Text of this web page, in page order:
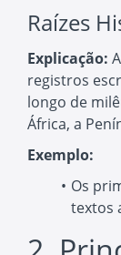
Raízes
Explicação:
registros
longo de
África, a
Exemplo:
Os
textos